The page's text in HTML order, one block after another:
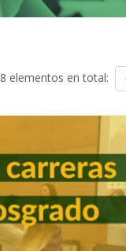
8 elementos en total: